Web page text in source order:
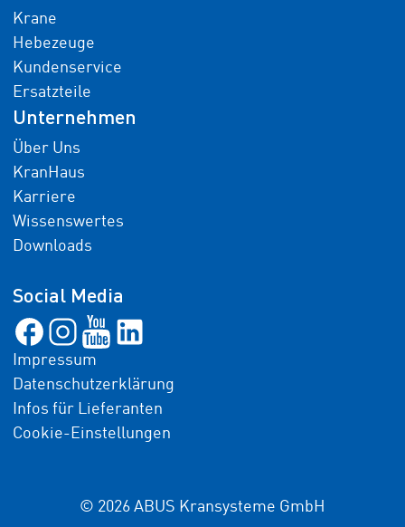
Krane
Hebezeuge
Kundenservice
Ersatzteile
Unternehmen
Über Uns
KranHaus
Karriere
Wissenswertes
Downloads
Social Media
Impressum
Datenschutzerklärung
Infos für Lieferanten
Cookie-Einstellungen
© 2026 ABUS Kransysteme GmbH